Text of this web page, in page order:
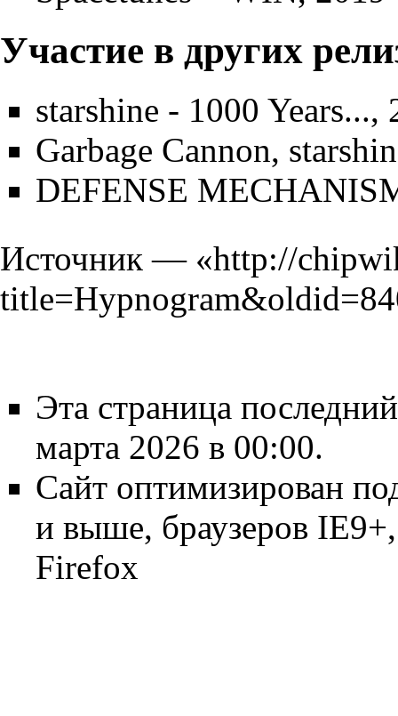
Участие в других
starshine - 1000 Years...,
Garbage Cannon,
DEFENSE
Источник — «http://
Эта страница
марта 2026 в 00:00.
Сайт оптимизирован
и выше, браузеров
Firefox